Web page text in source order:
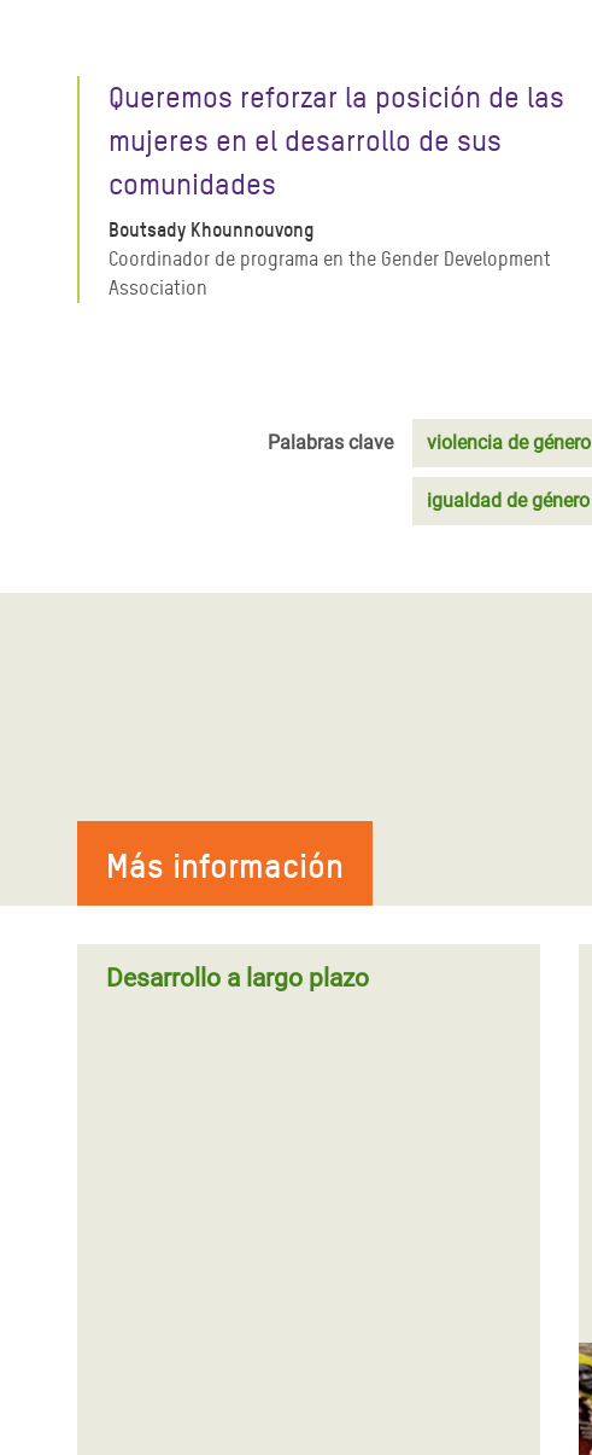
Queremos reforzar la posición de las
mujeres en el desarrollo de sus
comunidades
Boutsady Khounnouvong
Coordinador de programa en the Gender Development
Association
Palabras clave violencia de género
igualdad de género
Más información
Desarrollo a largo plazo